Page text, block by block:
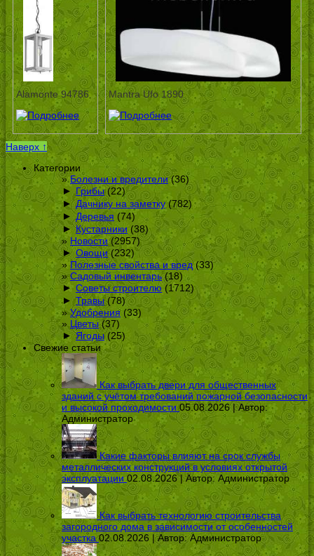
Alamonte 94786 Mantra Ufo 1890
Наверх ↑
Категории
Болезни и вредители(36)
► Грибы(22)
► Дачнику на заметку(782)
► Деревья (74)
► Кустарники (38)
Новости(2957)
► Овощи(232)
Полезные свойства и вред(33)
Садовый инвентарь(18)
► Советы строителю (1712)
► Травы(78)
Удобрения(33)
Цветы(37)
► Ягоды(25)
Свежие статьи
Как выбрать двери для общественных
зданий с учётом требований пожарной безопасности
и высокой проходимости 05.08.2026 | Автор:
Администратор
Какие факторы влияют на срок службы
металлических конструкций в условиях открытой
эксплуатации 02.08.2026 | Автор: Администратор
Как выбрать технологию строительства
загородного дома в зависимости от особенностей
участка 02.08.2026 | Автор:Администратор